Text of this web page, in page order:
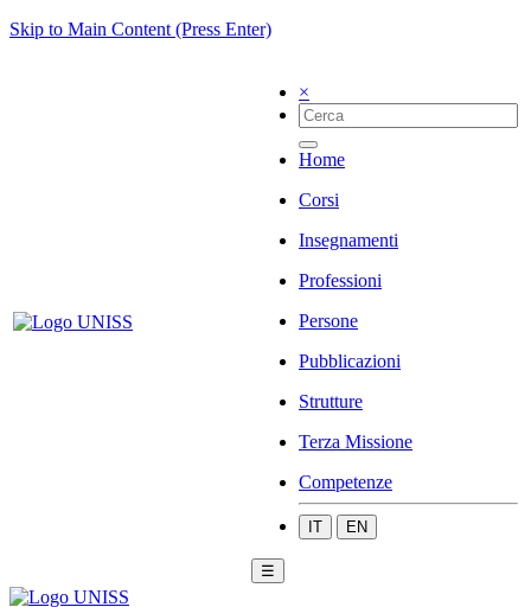
Skip to Main Content (Press Enter)
×
Home
Corsi
Insegnamenti
Professioni
Persone
Pubblicazioni
Strutture
Terza Missione
Competenze
IT EN
☰